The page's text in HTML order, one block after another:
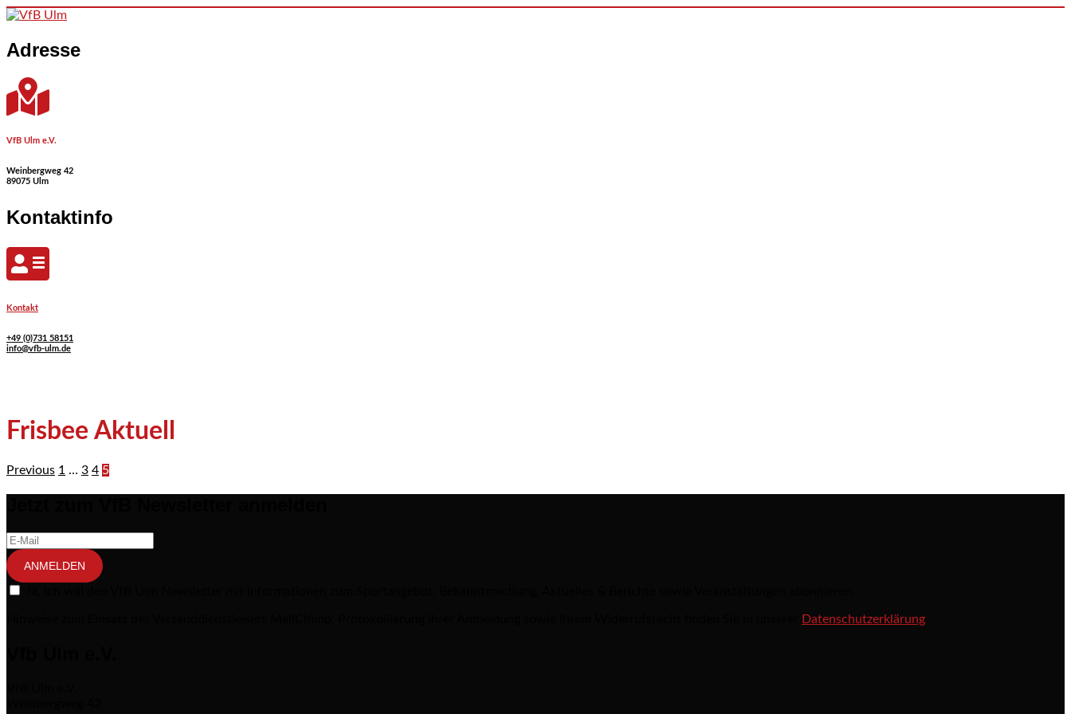
Skip to content
Adresse
VfB Ulm e.V.
Weinbergweg 42
89075 Ulm
Kontaktinfo
Kontakt
+49 (0)731 58151
info@vfb-ulm.de
Frisbee Aktuell
Seitennummerierung der Beiträge
Previous 1 … 3 4 5
ANMELDEN
Datenschutzerklärung